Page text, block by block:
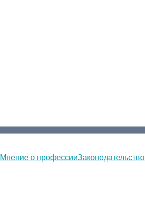
Мнение о профессииЗаконодательство